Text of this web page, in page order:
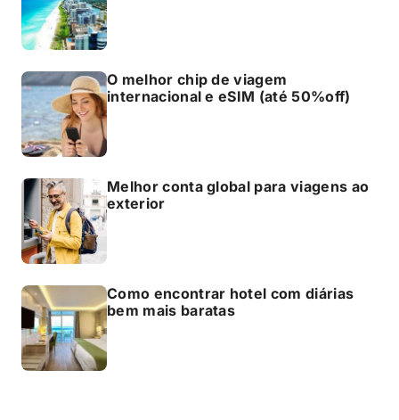
O melhor chip de viagem
internacional e eSIM (até 50%off)
Melhor conta global para viagens ao
exterior
Como encontrar hotel com diárias
bem mais baratas